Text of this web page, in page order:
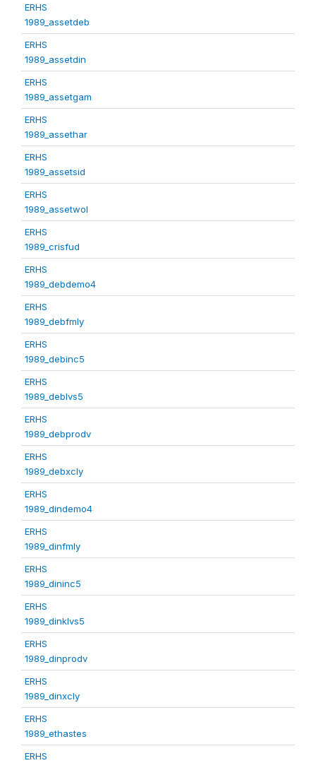
ERHS
1989_assetdeb
ERHS
1989_assetdin
ERHS
1989_assetgam
ERHS
1989_assethar
ERHS
1989_assetsid
ERHS
1989_assetwol
ERHS
1989_crisfud
ERHS
1989_debdemo4
ERHS
1989_debfmly
ERHS
1989_debinc5
ERHS
1989_deblvs5
ERHS
1989_debprodv
ERHS
1989_debxcly
ERHS
1989_dindemo4
ERHS
1989_dinfmly
ERHS
1989_dininc5
ERHS
1989_dinklvs5
ERHS
1989_dinprodv
ERHS
1989_dinxcly
ERHS
1989_ethastes
ERHS